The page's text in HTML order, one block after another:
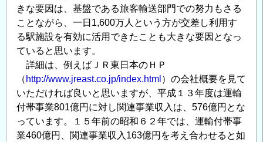
きな要因は、基盤である旅客輸送部門での努力もさる
ことながら、一日1,600万人という方が交差し利用す
る駅施設を有効に活用できたことも大きな要因となっ
ていると思います。
詳細は、例えばＪＲ東日本のＨＰ
（ http://www.jreast.co.jp/index.html ）の会社概要を見て
いただければ良いと思いますが、平成１３年度は運輸
付帯事業801億円に対し関連事業収入は、576億円とな
っています。１５年前の昭和６２年では、運輸付帯事
業460億円、関連事業収入163億円を考え合わせると如